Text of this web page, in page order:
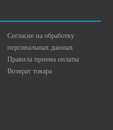
Согласие на обработку
персональных данных
Правила приема оплаты
Возврат товара